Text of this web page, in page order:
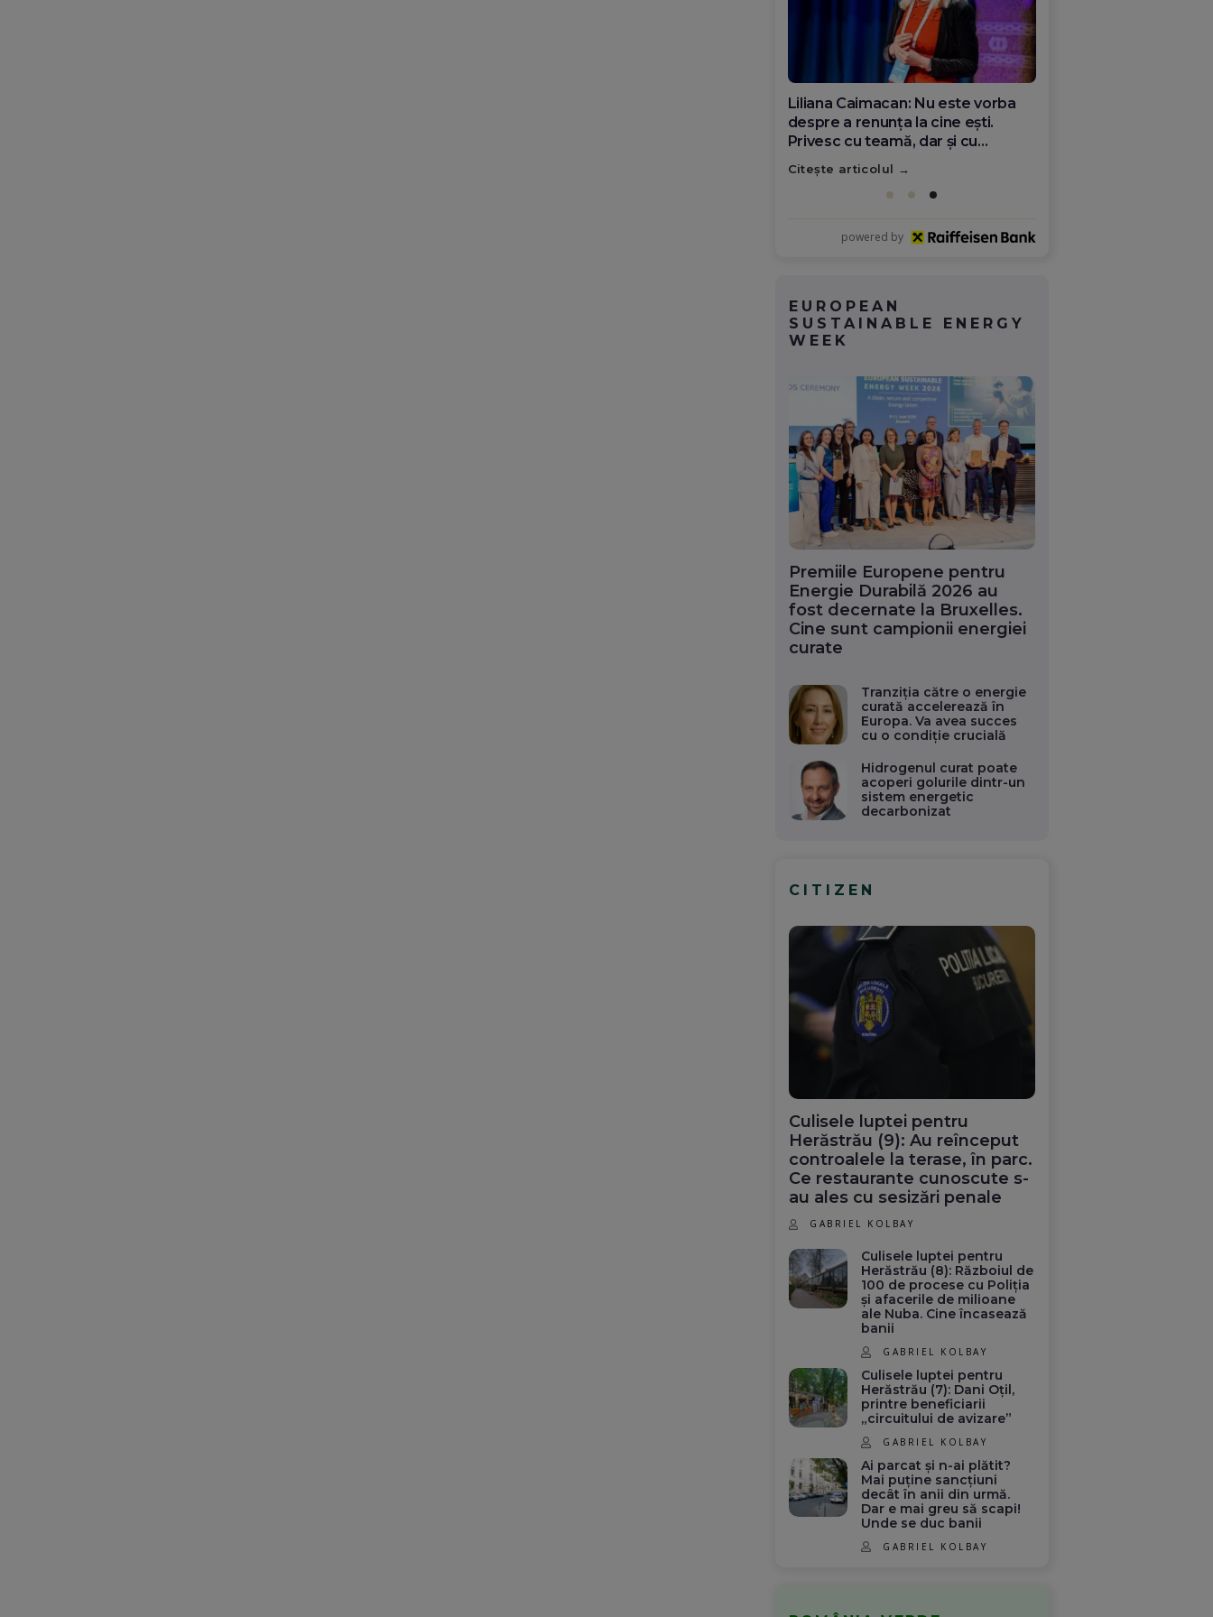
Diana Olar, românca de la Google
care demonstrează că diaspora
poate schimba România
Citește articolul
powered by
EUROPEAN
SUSTAINABLE ENERGY
WEEK
Premiile Europene pentru
Energie Durabilă 2026 au
fost decernate la Bruxelles.
Cine sunt campionii energiei
curate
Tranziția către o energie
curată accelerează în
Europa. Va avea succes
cu o condiție crucială
Hidrogenul curat poate
acoperi golurile dintr-un
sistem energetic
decarbonizat
CITIZEN
Culisele luptei pentru
Herăstrău (9): Au reînceput
controalele la terase, în parc.
Ce restaurante cunoscute s-
au ales cu sesizări penale
GABRIEL KOLBAY
Culisele luptei pentru
Herăstrău (8): Războiul de
100 de procese cu Poliția
și afacerile de milioane
ale Nuba. Cine încasează
banii
GABRIEL KOLBAY
Culisele luptei pentru
Herăstrău (7): Dani Oțil,
printre beneficiarii
„circuitului de avizare”
GABRIEL KOLBAY
Ai parcat și n-ai plătit?
Mai puține sancțiuni
decât în anii din urmă.
Dar e mai greu să scapi!
Unde se duc banii
GABRIEL KOLBAY